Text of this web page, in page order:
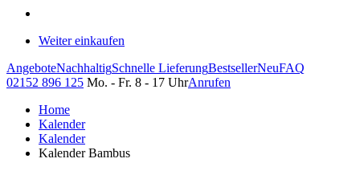
Weiter einkaufen
AngeboteNachhaltigSchnelle LieferungBestsellerNeuFAQ
02152 896 125 Mo. - Fr. 8 - 17 UhrAnrufen
Home
Kalender
Kalender
Kalender Bambus